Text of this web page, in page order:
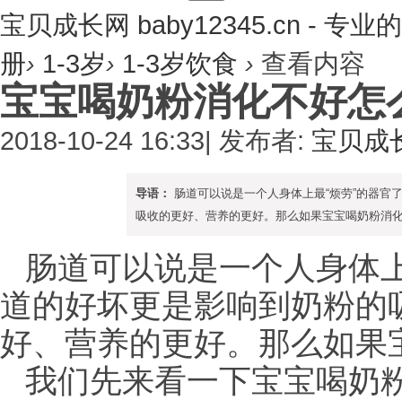
宝贝成长网 baby12345.cn - 专业
册› 1-3岁› 1-3岁饮食 › 查看内容
宝宝喝奶粉消化不好怎
2018-10-24 16:33| 发布者: 宝贝成
导语：
肠道可以说是一个人身体上最“烦劳”的器
吸收的更好、营养的更好。那么如果宝宝喝奶粉消
肠道可以说是一个人身体
道的好坏更是影响到奶粉
好、营养的更好。那么如果
我们先来看一下宝宝喝奶